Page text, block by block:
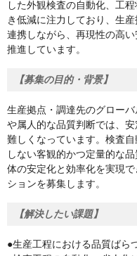
した外観検査の自動化、工
き低減に注力しており、生
連携しながら、再現性の高
推進しています。
【募集の目的・背景】
生産拠点・調達先のグロー
や属人的な品質判断では、
難しくなっています。検査
しない客観的かつ定量的な
体の安定化と効率化を実現
ションを募集します。
【解決したい課題】
●生産工程における品質ばら